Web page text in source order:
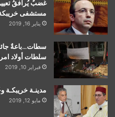
غضبٌ يُرافقُ
مستشفى
يناير 16, 2019
سطات…باعةٌ
سلطات أولاد
فبراير 10, 2019
مدينـة خريبكـة
مايو 12, 2019